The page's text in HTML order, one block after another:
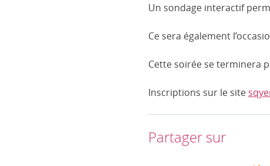
Un sondage interactif
Ce sera également
Cette soirée se terminera
Inscriptions sur le site
Partager sur